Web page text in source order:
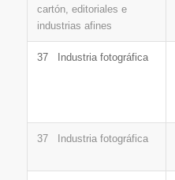
cartón, editoriales e
industrias afines
37 Industria fotográfica
37 Industria fotográfica